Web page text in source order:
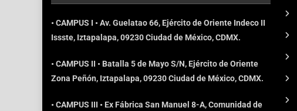
• CAMPUS I • Av. Guelatao 66, Ejército de Oriente Indeco II
Issste, Iztapalapa, 09230 Ciudad de México, CDMX.
• CAMPUS II • Batalla 5 de Mayo S/N, Ejército de Oriente
Zona Peñón, Iztapalapa, 09230 Ciudad de México, CDMX.
• CAMPUS III • Ex Fábrica San Manuel 8-A, Comunidad de